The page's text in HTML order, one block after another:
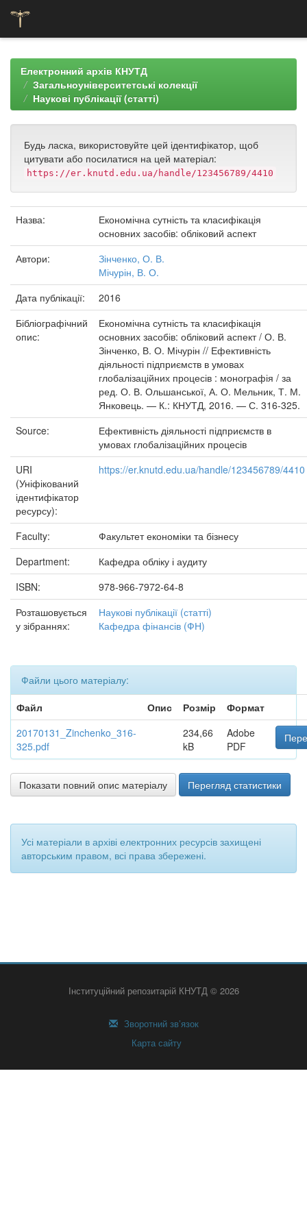
navigationЕлектронний архів КНУТД
Загальноуніверситетські колекції
Наукові публікації (статті)
Будь ласка, використовуйте цей ідентифікатор, щоб
цитувати або посилатися на цей матеріал:
https://er.knutd.edu.ua/handle/123456789/4410
Назва:
Економічна сутність та класифікація
основних засобів: обліковий аспект
Автори:
Зінченко, О. В.
Мічурін, В. О.
Дата публікації:
2016
Бібліографічний
опис:
Економічна сутність та класифікація
основних засобів: обліковий аспект / О. В.
Зінченко, В. О. Мічурін // Ефективність
діяльності підприємств в умовах
глобалізаційних процесів : монографія / за
ред. О. В. Ольшанської, А. О. Мельник, Т. М.
Янковець. — К.: КНУТД, 2016. — С. 316-325.
Source:
Ефективність діяльності підприємств в
умовах глобалізаційних процесів
URI
(Уніфікований
ідентифікатор
ресурсу):
https://er.knutd.edu.ua/handle/123456789/4410
Faculty:
Факультет економіки та бізнесу
Department:
Кафедра обліку і аудиту
ISBN:
978-966-7972-64-8
Розташовується
у зібраннях:
Наукові публікації (статті)
Кафедра фінансів (ФН)
Файли цього матеріалу:
Файл
Опис Розмір
Формат
20170131_Zinchenko_316-
325.pdf
234,66
kB
Adobe
PDF
Показати повний опис матеріалу Перегляд статистики
Усі матеріали в архіві електронних ресурсів захищені
авторським правом, всі права збережені.
Інституційний репозитарій КНУТД © 2026
Зворотний зв’язок
Карта сайту